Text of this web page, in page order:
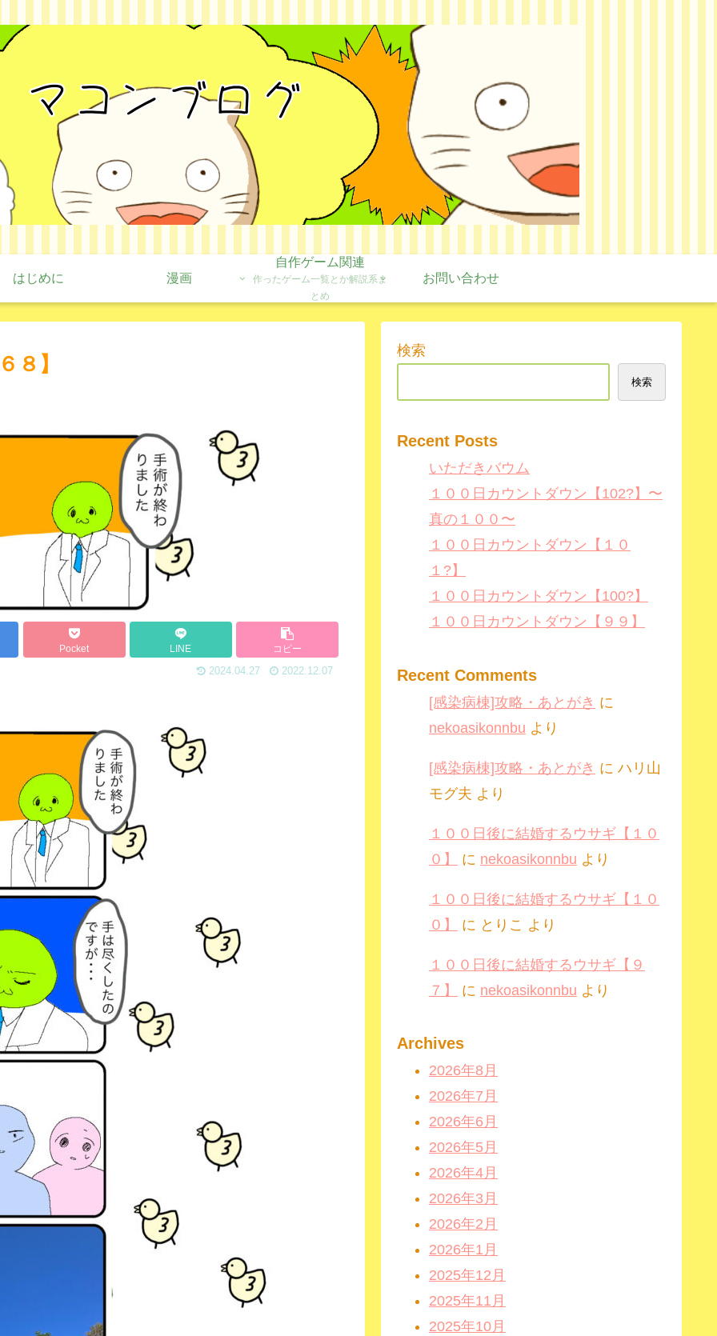
はじめに 漫画
自作ゲーム関連
作ったゲーム一覧とか解説系ま
とめ
お問い合わせ
８】
Pocket LINE コピー
2024.04.27 2022.12.07
検索
検索
Recent Posts
いただきバウム
１００日カウントダウン【102?】〜
真の１００〜
１００日カウントダウン【１０
１?】
１００日カウントダウン【100?】
１００日カウントダウン【９９】
Recent Comments
[感染病棟]攻略・あとがき に
nekoasikonnbu より
[感染病棟]攻略・あとがき に ハリ山
モグ夫 より
１００日後に結婚するウサギ【１０
０】
に nekoasikonnbu より
１００日後に結婚するウサギ【１０
０】
に とりこ より
１００日後に結婚するウサギ【９
７】
に nekoasikonnbu より
Archives
2026年8月
2026年7月
2026年6月
2026年5月
2026年4月
2026年3月
2026年2月
2026年1月
2025年12月
2025年11月
2025年10月